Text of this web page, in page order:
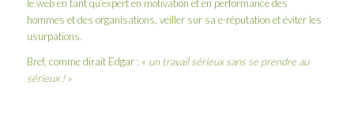
le web en tant qu’expert en motivation et en performance des
hommes et des organisations, veiller sur sa e-réputation et éviter les
usurpations.
Bref, comme dirait Edgar : « un travail sérieux sans se prendre au
sérieux ! »